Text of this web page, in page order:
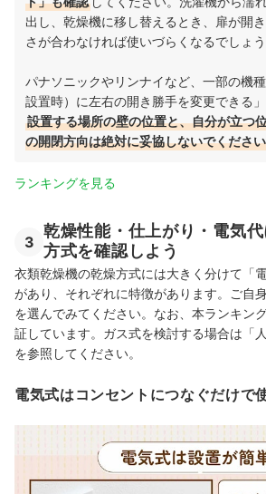
出し、乾燥機に移し替えるとき、扉が開
さが合わなければ使いづらくなるでしょう
パナソニックやリンナイなど、一部の機
設置時）に左右の開き勝手を変更できる」
設置する場所の壁の位置と、自分が立つ
の開閉方向は絶対に妥協しないでください
ランキングを見る
3
乾燥性能・仕上がり・電気
方式を確認しよう
衣類乾燥機の乾燥方式には大きく分けて「
があり、それぞれに特徴があります。ご自
を選んでみてください。なお、本ランキン
証しています。ガス式を検討する場合は「
を参照してください。
電気式はコンセントにつなぐだけで